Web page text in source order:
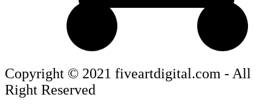
Copyright © 2021 fiveartdigital.com - All
Right Reserved